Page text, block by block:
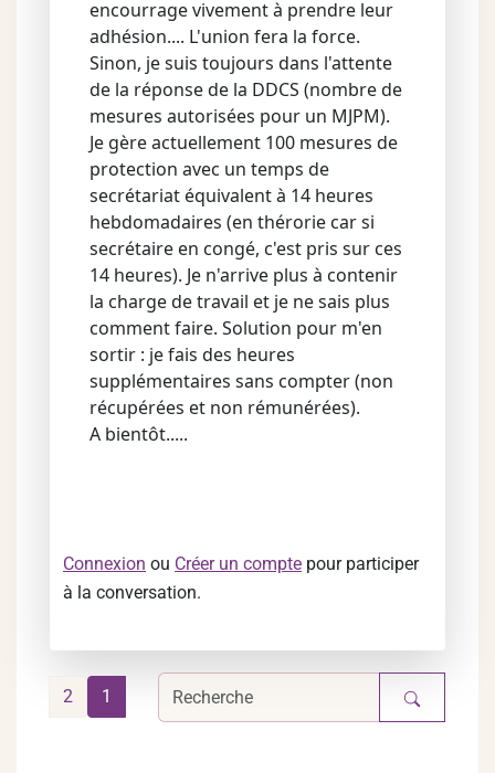
encourrage vivement à prendre leur
adhésion.... L'union fera la force.
Sinon, je suis toujours dans l'attente
de la réponse de la DDCS (nombre de
mesures autorisées pour un MJPM).
Je gère actuellement 100 mesures de
protection avec un temps de
secrétariat équivalent à 14 heures
hebdomadaires (en thérorie car si
secrétaire en congé, c'est pris sur ces
14 heures). Je n'arrive plus à contenir
la charge de travail et je ne sais plus
comment faire. Solution pour m'en
sortir : je fais des heures
supplémentaires sans compter (non
récupérées et non rémunérées).
A bientôt.....
Connexion ou Créer un compte pour participer
à la conversation.
1
2